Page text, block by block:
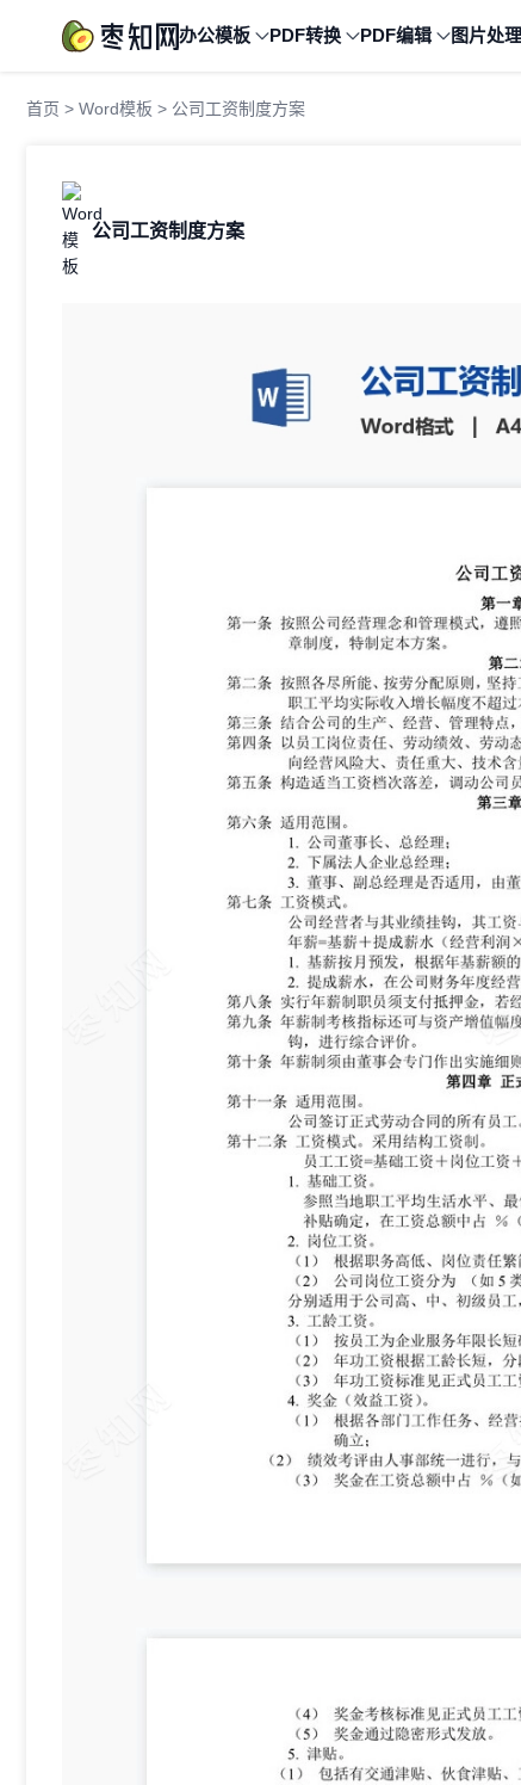
办公模板 PDF转换 PDF编辑 图片处理
首页 > Word模板 > 公司工资制度方案
公司工资制度方案